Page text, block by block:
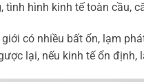
tình hình kinh tế toàn cầu,
có nhiều bất ổn, lạm
lại, nếu kinh tế ổn định,